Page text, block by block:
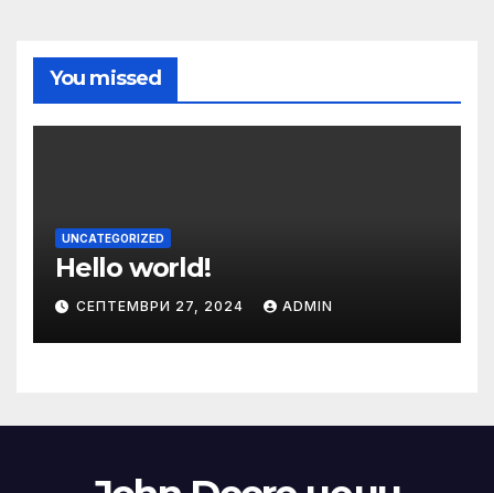
You missed
UNCATEGORIZED
Hello world!
СЕПТЕМВРИ 27, 2024 ADMIN